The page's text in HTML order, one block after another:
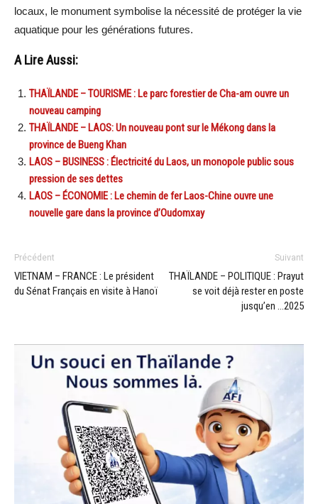
locaux, le monument symbolise la nécessité de protéger la vie
aquatique pour les générations futures.
A Lire Aussi:
THAÏLANDE – TOURISME : Le parc forestier de Cha-am ouvre un
nouveau camping
THAÏLANDE – LAOS: Un nouveau pont sur le Mékong dans la
province de Bueng Khan
LAOS – BUSINESS : Électricité du Laos, un monopole public sous
pression de ses dettes
LAOS – ÉCONOMIE : Le chemin de fer Laos-Chine ouvre une
nouvelle gare dans la province d’Oudomxay
Précédent
VIETNAM – FRANCE : Le président
du Sénat Français en visite à Hanoï
Suivant
THAÏLANDE – POLITIQUE : Prayut
se voit déjà rester en poste
jusqu’en …2025